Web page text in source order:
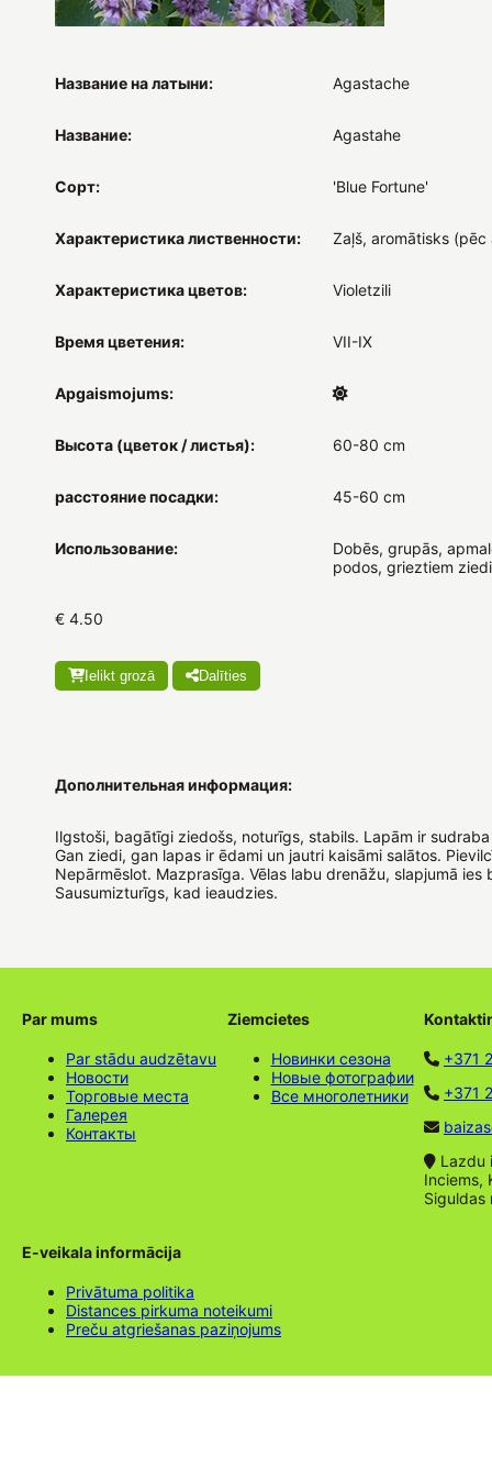
Название на латыни: Agastache
Название: Agastahe
Сорт: 'Blue Fortune'
Характеристика лиственности: Zaļš, aromātisks (pēc
Характеристика цветов: Violetzili
Время цветения: VII-IX
Apgaismojums:
Высота (цветок / листья): 60-80 cm
расстояние посадки: 45-60 cm
Использование:
Dobēs, grupās,
podos, grieztiem
€ 4.50
Ielikt grozā Dalīties
Дополнительная информация:
Ilgstoši, bagātīgi ziedošs, noturīgs, stabils. Lapām ir
Gan ziedi, gan lapas ir ēdami un jautri kaisāmi salātos.
Nepārmēslot. Mazprasīga. Vēlas labu drenāžu, slapjumā ies
Sausumizturīgs, kad ieaudzies.
Par mums
Par stādu audzētavu
Новости
Торговые места
Галерея
Контакты
Ziemcietes
Новинки сезона
Новые фотографии
Все многолетники
+371
+371
Lazdu
Inciems,
Siguldas
E-veikala informācija
Privātuma politika
Distances pirkuma noteikumi
Preču atgriešanas paziņojums